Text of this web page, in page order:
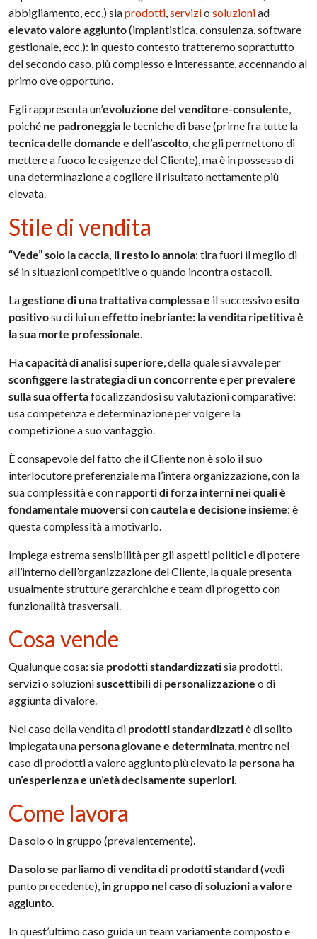
abbigliamento, ecc,) siaprodotti,serviziosoluzioniad
elevato valore aggiunto(impiantistica, consulenza, software
gestionale, ecc.): in questo contesto tratteremo soprattutto
del secondo caso, più complesso e interessante, accennando al
primo ove opportuno.
Egli rappresenta un’evoluzione del venditore-consulente,
poiché ne padroneggia le tecniche di base (prime fra tutte la
tecnica delle domande e dell’ascolto, che gli permettono di
mettere a fuoco le esigenze del Cliente), ma è in possesso di
una determinazione a cogliere il risultato nettamente più
elevata.
Stile di vendita
“Vede” solo la caccia, il resto lo annoia: tira fuori il meglio di
sé in situazioni competitive o quando incontra ostacoli.
Lagestione di una trattativa complessa e il successivoesito
positivosu di lui uneffetto inebriante: la vendita ripetitiva è
la sua morte professionale.
Hacapacità di analisi superiore, della quale si avvale per
sconfiggere la strategia di un concorrente e per prevalere
sulla sua offertafocalizzandosi su valutazioni comparative:
usa competenza e determinazione per volgere la
competizione a suo vantaggio.
È consapevole del fatto che il Cliente non è solo il suo
interlocutore preferenziale ma l’intera organizzazione, con la
sua complessità e con rapporti di forza interni nei quali è
fondamentale muoversi con cautela e decisione insieme: è
questa complessità a motivarlo.
Impiega estrema sensibilità per gli aspetti politici e di potere
all’interno dell’organizzazione del Cliente, la quale presenta
usualmente strutture gerarchiche e team di progetto con
funzionalità trasversali.
Cosa vende
Qualunque cosa: sia prodotti standardizzatisia prodotti,
servizi o soluzionisuscettibili di personalizzazione o di
aggiunta di valore.
Nel caso della vendita di prodotti standardizzatiè di solito
impiegata una persona giovane e determinata, mentre nel
caso di prodotti a valore aggiunto più elevato la persona ha
un’esperienza e un’età decisamente superiori.
Come lavora
Da solo o in gruppo (prevalentemente).
Da solo se parliamo di vendita di prodotti standard(vedi
punto precedente), in gruppo nel caso di soluzioni a valore
aggiunto.
In quest’ultimo caso guida un team variamente composto e